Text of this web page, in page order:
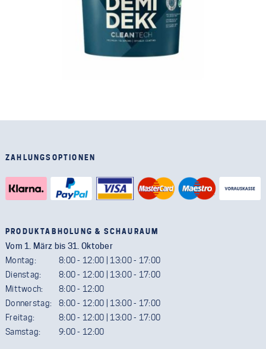
ZAHLUNGSOPTIONEN
PRODUKTABHOLUNG & SCHAURAUM
Vom 1. März bis 31. Oktober
Montag:
8:00 - 12:00 | 13:00 - 17:00
Dienstag:
8:00 - 12:00 | 13:00 - 17:00
Mittwoch:
8:00 - 12:00
Donnerstag:
8:00 - 12:00 | 13:00 - 17:00
Freitag:
8:00 - 12:00 | 13:00 - 17:00
Samstag:
9:00 - 12:00